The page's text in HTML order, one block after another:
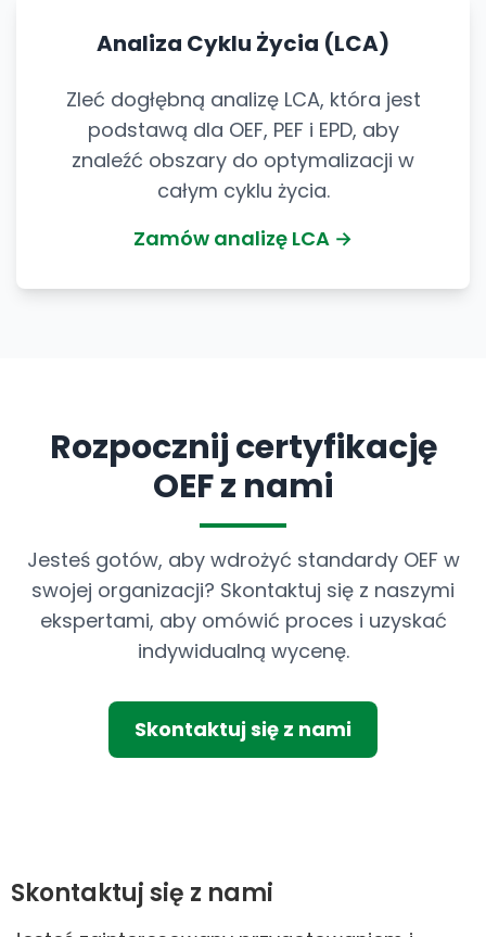
Analiza Cyklu Życia (LCA)
Zleć dogłębną analizę LCA, która jest
podstawą dla OEF, PEF i EPD, aby
znaleźć obszary do optymalizacji w
całym cyklu życia.
Zamów analizę LCA →
Rozpocznij certyfikację
OEF z nami
Jesteś gotów, aby wdrożyć standardy OEF w
swojej organizacji? Skontaktuj się z naszymi
ekspertami, aby omówić proces i uzyskać
indywidualną wycenę.
Skontaktuj się z nami
Skontaktuj się z nami